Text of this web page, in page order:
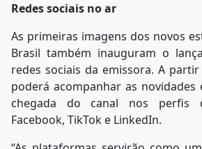
Redes sociais no ar
As primeiras imagens dos novos
Brasil também inauguram o
redes sociais da emissora. A
poderá acompanhar as novidades
chegada do canal nos perfis
Facebook, TikTok e LinkedIn.